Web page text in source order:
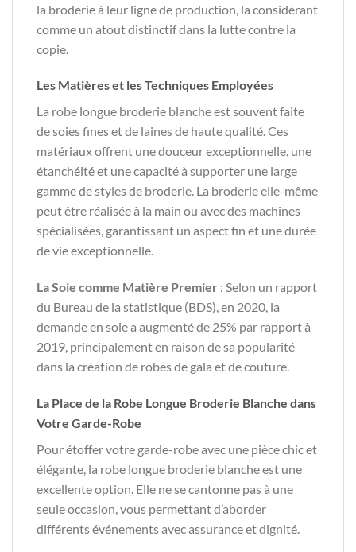
la broderie à leur ligne de production, la considérant
comme un atout distinctif dans la lutte contre la
copie.
Les Matières et les Techniques Employées
La robe longue broderie blanche est souvent faite
de soies fines et de laines de haute qualité. Ces
matériaux offrent une douceur exceptionnelle, une
étanchéité et une capacité à supporter une large
gamme de styles de broderie. La broderie elle-même
peut être réalisée à la main ou avec des machines
spécialisées, garantissant un aspect fin et une durée
de vie exceptionnelle.
La Soie comme Matière Premier : Selon un rapport
du Bureau de la statistique (BDS), en 2020, la
demande en soie a augmenté de 25% par rapport à
2019, principalement en raison de sa popularité
dans la création de robes de gala et de couture.
La Place de la Robe Longue Broderie Blanche dans
Votre Garde-Robe
Pour étoffer votre garde-robe avec une pièce chic et
élégante, la robe longue broderie blanche est une
excellente option. Elle ne se cantonne pas à une
seule occasion, vous permettant d’aborder
différents événements avec assurance et dignité.